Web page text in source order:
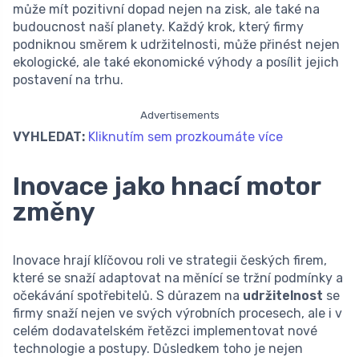
může mít pozitivní dopad nejen na zisk, ale také na
budoucnost naší planety. Každý krok, který firmy
podniknou směrem k udržitelnosti, může přinést nejen
ekologické, ale také ekonomické výhody a posílit jejich
postavení na trhu.
Advertisements
VYHLEDAT: Kliknutím sem prozkoumáte více
Inovace jako hnací motor
změny
Inovace hrají klíčovou roli ve strategii českých firem,
které se snaží adaptovat na měnící se tržní podmínky a
očekávání spotřebitelů. S důrazem na udržitelnost se
firmy snaží nejen ve svých výrobních procesech, ale i v
celém dodavatelském řetězci implementovat nové
technologie a postupy. Důsledkem toho je nejen